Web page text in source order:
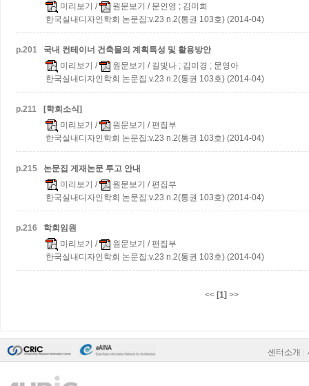
미리보기 / 원문보기 / 문인영 ; 김미희
한국실내디자인학회 논문집:v.23 n.2(통권 103호) (2014-04)
p.201
국내 컨테이너 건축물의 계획특성 및 활용방안
미리보기 / 원문보기 / 길빛나 ; 김미경 ; 문영아
한국실내디자인학회 논문집:v.23 n.2(통권 103호) (2014-04)
p.211
[학회소식]
미리보기 / 원문보기 / 편집부
한국실내디자인학회 논문집:v.23 n.2(통권 103호) (2014-04)
p.215
논문집 게재논문 투고 안내
미리보기 / 원문보기 / 편집부
한국실내디자인학회 논문집:v.23 n.2(통권 103호) (2014-04)
p.216
학회임원
미리보기 / 원문보기 / 편집부
한국실내디자인학회 논문집:v.23 n.2(통권 103호) (2014-04)
<< [1] >>
센터소개